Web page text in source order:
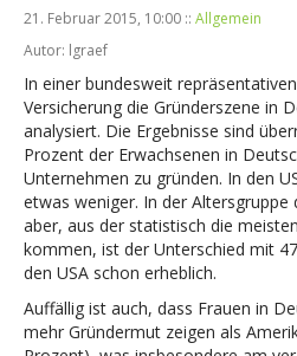
21. Februar 2015, 10:00 :: Allgemein
Autor: lgraef
In einer bundesweit
Versicherung die Gründerszene in
analysiert. Die Ergebnisse sind
Prozent der Erwachsenen in
Unternehmen zu gründen. In den
etwas weniger. In der Altersgruppe
aber, aus der statistisch die
kommen, ist der Unterschied mit
den USA schon erheblich.
Auffällig ist auch, dass Frauen in
mehr Gründermut zeigen als